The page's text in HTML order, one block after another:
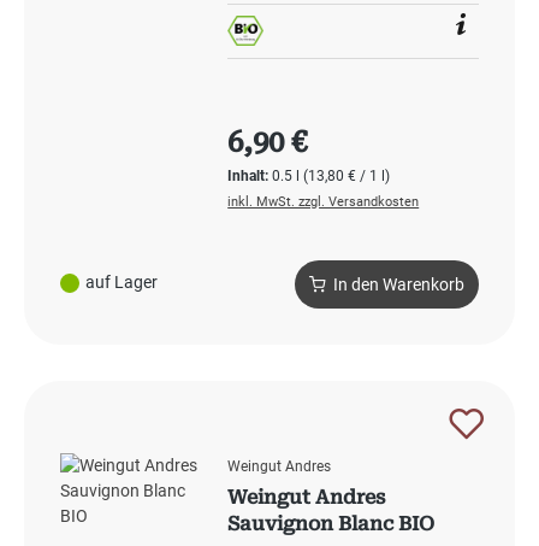
auf Lager
Inhalt:0.5 l(13,80 € / 1 l)
Regulärer Preis:
6,90 €
inkl. MwSt. zzgl. Versandkosten
In den Warenkorb
Weingut Andres
Weingut Andres
Sauvignon Blanc BIO